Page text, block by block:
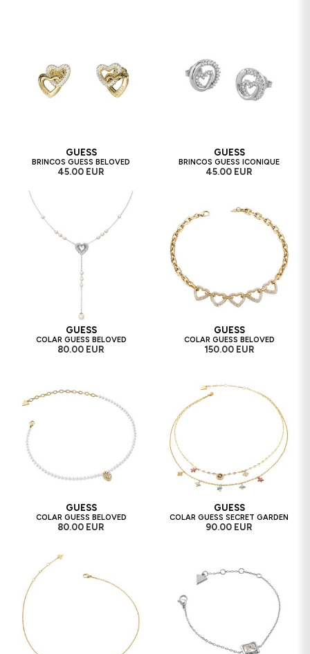
GUESS
BRINCOS GUESS BELOVED
45.00 EUR
GUESS
BRINCOS GUESS ICONIQUE
45.00 EUR
GUESS
COLAR GUESS BELOVED
80.00 EUR
GUESS
COLAR GUESS BELOVED
150.00 EUR
GUESS
COLAR GUESS BELOVED
80.00 EUR
GUESS
COLAR GUESS SECRET GARDEN
90.00 EUR